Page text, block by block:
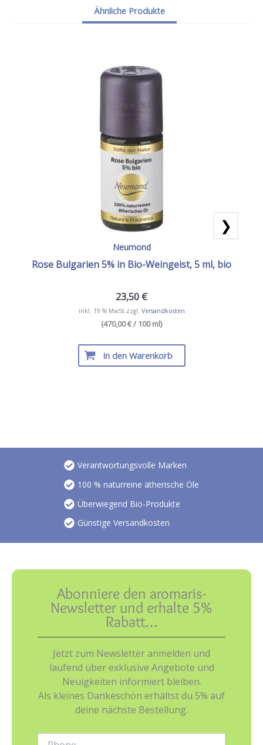
Ähnliche Produkte
Neumond
Rose Bulgarien 5% in Bio-Weingeist, 5 ml, bio
23,50 €
inkl. 19 % MwSt.zzgl. Versandkosten
(470,00 € / 100 ml)
In den Warenkorb
❯
Verantwortungsvolle Marken
100 % naturreine ätherische Öle
Überwiegend Bio-Produkte
Günstige Versandkosten
Abonniere den aromaris-
Newsletter und erhalte 5%
Rabatt…
Jetzt zum Newsletter anmelden und
laufend über exklusive Angebote und
Neuigkeiten informiert bleiben.
Als kleines Dankeschön erhältst du 5% auf
deine nächste Bestellung.